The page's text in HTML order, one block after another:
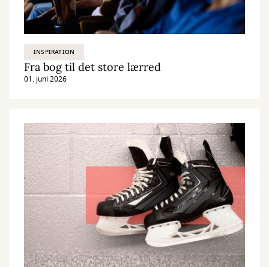
INSPIRATION
Fra bog til det store lærred
01. juni 2026